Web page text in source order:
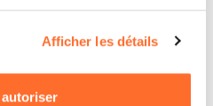
Afficher les détails